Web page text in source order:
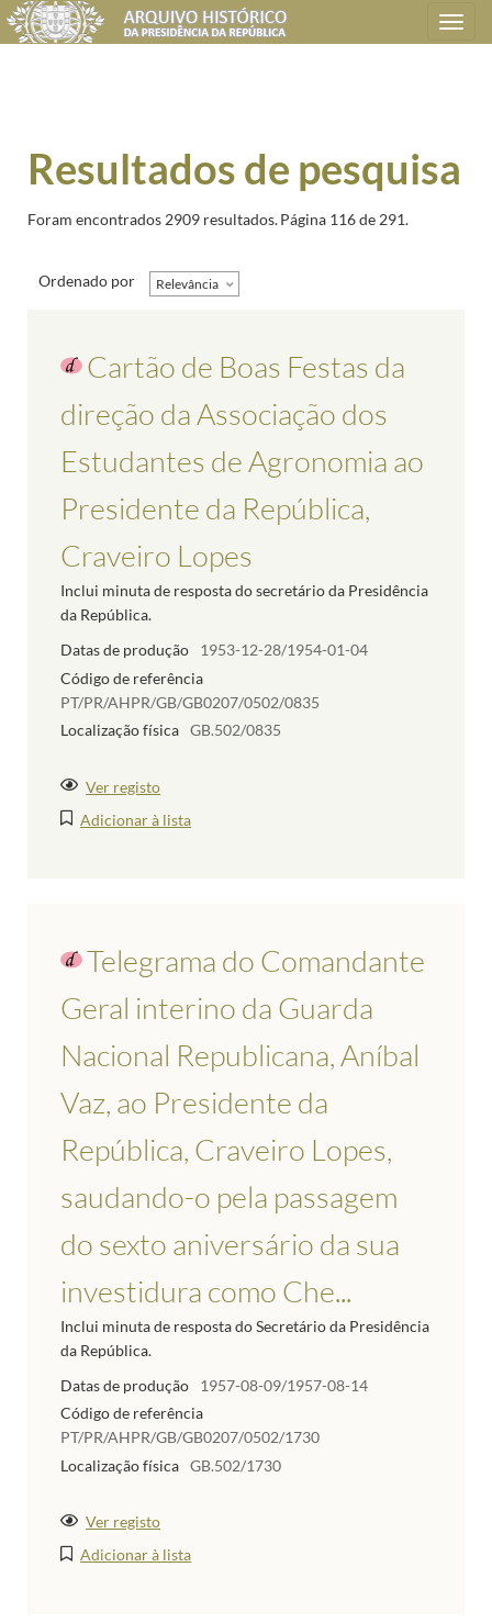
Toggle
navigation
Resultados de pesquisa
Foram encontrados 2909 resultados.Página 116 de 291.
Ordenado por Relevância
Cartão de Boas Festas da
direção da Associação dos
Estudantes de Agronomia ao
Presidente da República,
Craveiro Lopes
Inclui minuta de resposta do secretário da Presidência
da República.
Datas de produção
1953-12-28/1954-01-04
Código de referência
PT/PR/AHPR/GB/GB0207/0502/0835
Localização física GB.502/0835
Ver registo
Adicionar à lista
Telegrama do Comandante
Geral interino da Guarda
Nacional Republicana, Aníbal
Vaz, ao Presidente da
República, Craveiro Lopes,
saudando-o pela passagem
do sexto aniversário da sua
investidura como Che...
Inclui minuta de resposta do Secretário da Presidência
da República.
Datas de produção
1957-08-09/1957-08-14
Código de referência
PT/PR/AHPR/GB/GB0207/0502/1730
Localização física GB.502/1730
Ver registo
Adicionar à lista